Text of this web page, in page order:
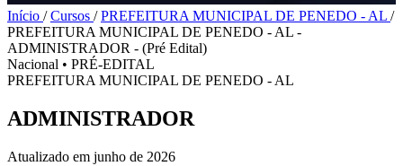
Início / Cursos / PREFEITURA MUNICIPAL DE PENEDO - AL /
PREFEITURA MUNICIPAL DE PENEDO - AL -
ADMINISTRADOR - (Pré Edital)
Nacional • PRÉ-EDITAL
PREFEITURA MUNICIPAL DE PENEDO - AL
ADMINISTRADOR
Atualizado em junho de 2026